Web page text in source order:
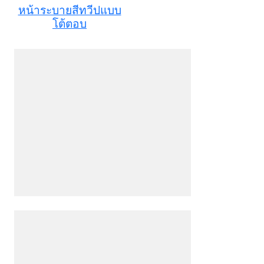
หน้าระบายสีทวีปแบบ
โต้ตอบ